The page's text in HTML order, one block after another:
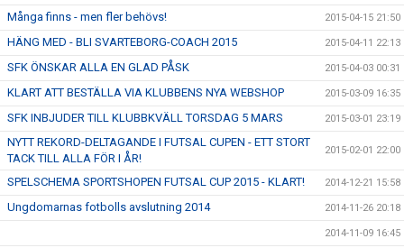
Många finns - men fler behövs! 2015-04-15 21:50
HÄNG MED - BLI SVARTEBORG-COACH 2015 2015-04-11 22:13
SFK ÖNSKAR ALLA EN GLAD PÅSK 2015-04-03 00:31
KLART ATT BESTÄLLA VIA KLUBBENS NYA WEBSHOP 2015-03-09 16:35
SFK INBJUDER TILL KLUBBKVÄLL TORSDAG 5 MARS 2015-03-01 23:19
NYTT REKORD-DELTAGANDE I FUTSAL CUPEN - ETT STORT
TACK TILL ALLA FÖR I ÅR!
2015-02-01 22:00
SPELSCHEMA SPORTSHOPEN FUTSAL CUP 2015 - KLART! 2014-12-21 15:58
Ungdomarnas fotbolls avslutning 2014 2014-11-26 20:18
2014-11-09 16:45